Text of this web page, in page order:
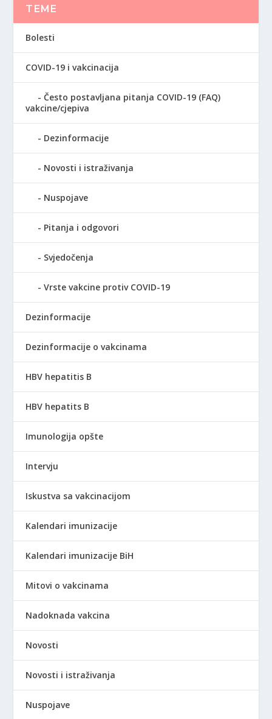
TEME
Bolesti
COVID-19 i vakcinacija
Često postavljana pitanja COVID-19 (FAQ)
vakcine/cjepiva
Dezinformacije
Novosti i istraživanja
Nuspojave
Pitanja i odgovori
Svjedočenja
Vrste vakcine protiv COVID-19
Dezinformacije
Dezinformacije o vakcinama
HBV hepatitis B
HBV hepatits B
Imunologija opšte
Intervju
Iskustva sa vakcinacijom
Kalendari imunizacije
Kalendari imunizacije BiH
Mitovi o vakcinama
Nadoknada vakcina
Novosti
Novosti i istraživanja
Nuspojave